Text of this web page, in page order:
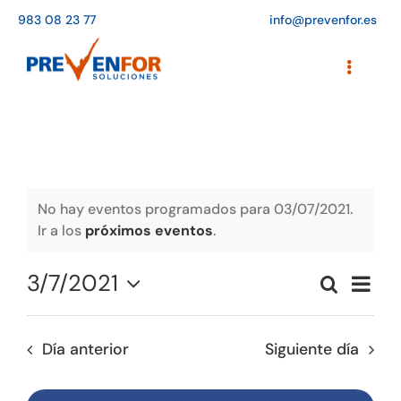
contenido
983 08 23 77 info@prevenfor.es
Toggle
Agenda de cursos
Adaptación a la LOPD
No hay eventos programados para 03/07/2021.
Ir a los próximos eventos.
Buscar
vistas
de
Día
3/7/2021
Seleccionar
Día anterior Siguiente día